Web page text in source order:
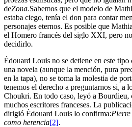
deZona.Sabemos que el modelo de
estaba ciego, tenía el don para contar
personajes eternos. Es posible que
el Homero francés del siglo XXI, pero
decidirlo.
Édouard Louis no se detiene en este tipo
una novela (aunque la mención, pura
en la tapa), no se toma la molestia de
tenemos el derecho a preguntarnos si, a
Choukri. En todo caso, leyó a Bourdieu,
muchos escritores franceses. La
dirigió Édouard Louis lo confirma:
como herencia[2].